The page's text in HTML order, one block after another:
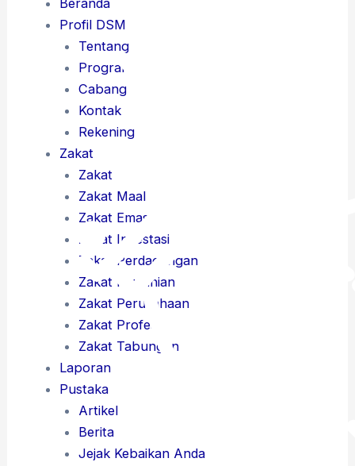
Beranda
Profil DSM
Tentang
Program
Cabang
Kontak
Rekening
Zakat
Zakat
Zakat Maal
Zakat Emas
Zakat Investasi
Zakat Perdagangan
Zakat Pertanian
Zakat Perusahaan
Zakat Profesi
Zakat Tabungan
Laporan
Pustaka
Artikel
Berita
Jejak Kebaikan Anda